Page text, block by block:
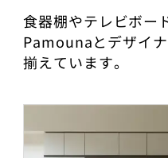
食器棚やテレビボー
Pamounaとデザイ
揃えています。